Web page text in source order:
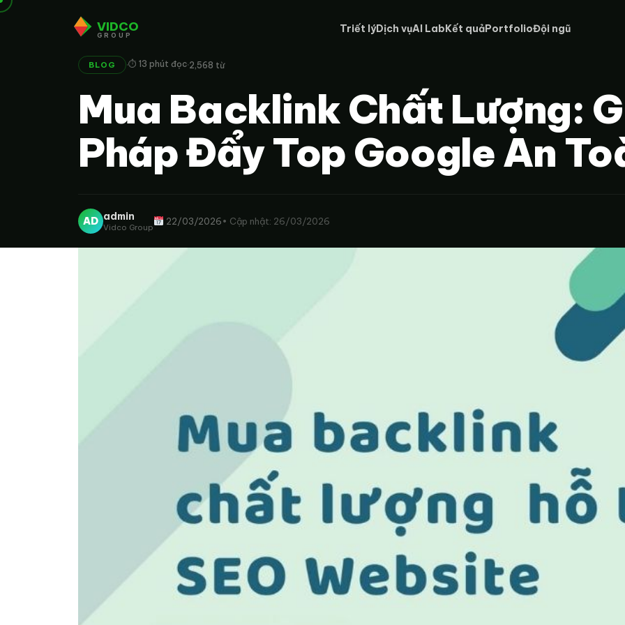
VIDCO
GROUP
Triết lýDịch vụAI LabKết quảPortfolioĐội ngũ
BLOG ·⏱ 13 phút đọc·2,568 từ
Mua Backlink Chất Lượng:
Pháp Đẩy Top Google An
AD admin
Vidco Group
22/03/2026• Cập nhật: 26/03/2026